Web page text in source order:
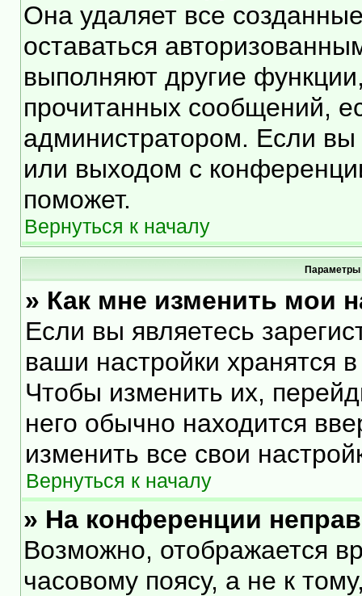
Она удаляет все
оставаться
выполняют другие
прочитанных сообщений,
администратором. Если
или выходом с
поможет.
Вернуться к началу
Параметры
» Как мне изменить мои
Если вы являетесь
ваши настройки хранятся
Чтобы изменить их,
него обычно находится
изменить все свои
Вернуться к началу
» На конференции
Возможно, отображается
часовому поясу, а не к